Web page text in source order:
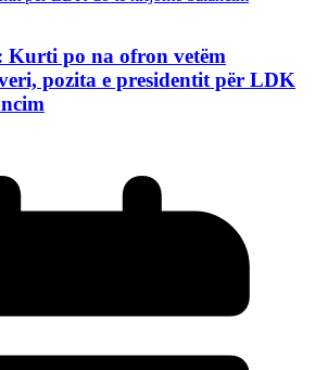
Kurti po na ofron vetëm
pozita e presidentit për LDK